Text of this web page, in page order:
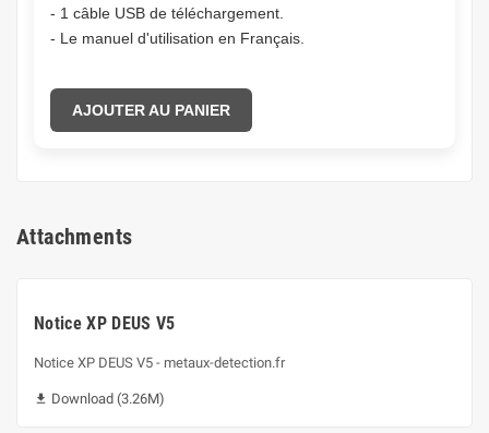
- 1 câble USB de téléchargement.
- Le manuel d'utilisation en Français.
AJOUTER AU PANIER
Attachments
Notice XP DEUS V5
Notice XP DEUS V5 - metaux-detection.fr
 Download (3.26M)